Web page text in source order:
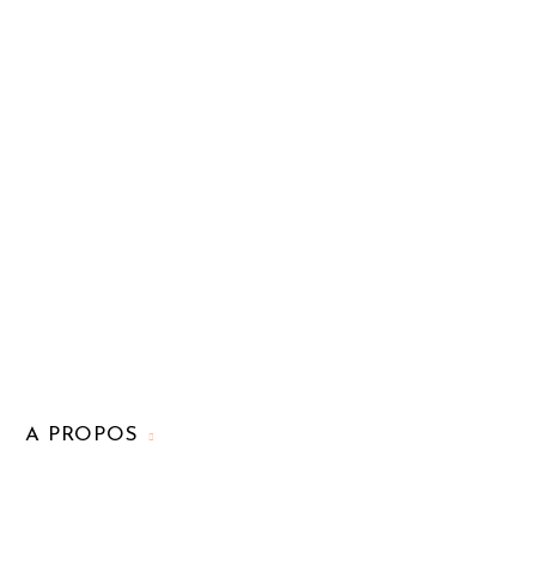
A PROPOS